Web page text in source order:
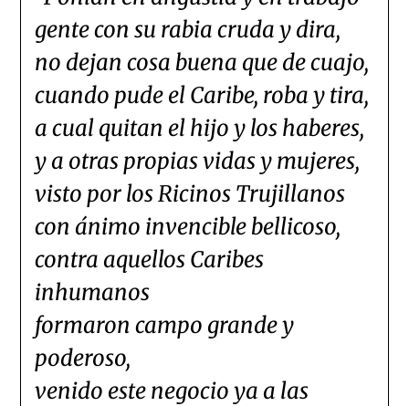
gente con su rabia cruda y dira,
no dejan cosa buena que de cuajo,
cuando pude el Caribe, roba y tira,
a cual quitan el hijo y los haberes,
y a otras propias vidas y mujeres,
visto por los Ricinos Trujillanos
con ánimo invencible bellicoso,
contra aquellos Caribes
inhumanos
formaron campo grande y
poderoso,
venido este negocio ya a las